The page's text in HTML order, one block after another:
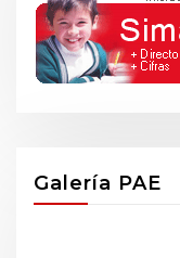
Galería PAE